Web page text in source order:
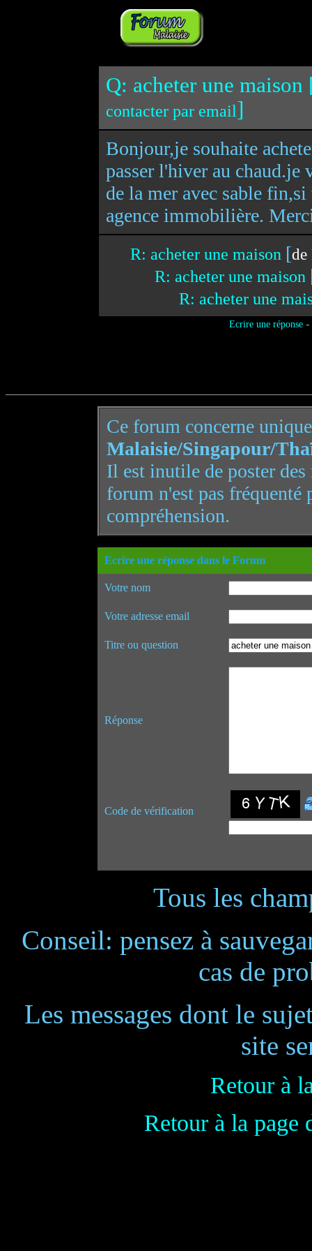
Q: acheter une maison
contacter par email]
Bonjour,je souhaite
passer l'hiver au chaud.je
de la mer avec sable
agence immobilière.
R: acheter une maison [
R: acheter une maison
R: acheter une
Ecrire une réponse-
Ce forum concerne
Malaisie/Singapour/
Il est inutile de poster
forum n'est pas
compréhension.
Ecrire une réponse dans le Forum
Votre nom
Votre adresse email
Titre ou question
Réponse
Code de vérification
Tous les
Conseil: pensez à
cas de
Les messages dont le
site
Retour à
Retour à la page